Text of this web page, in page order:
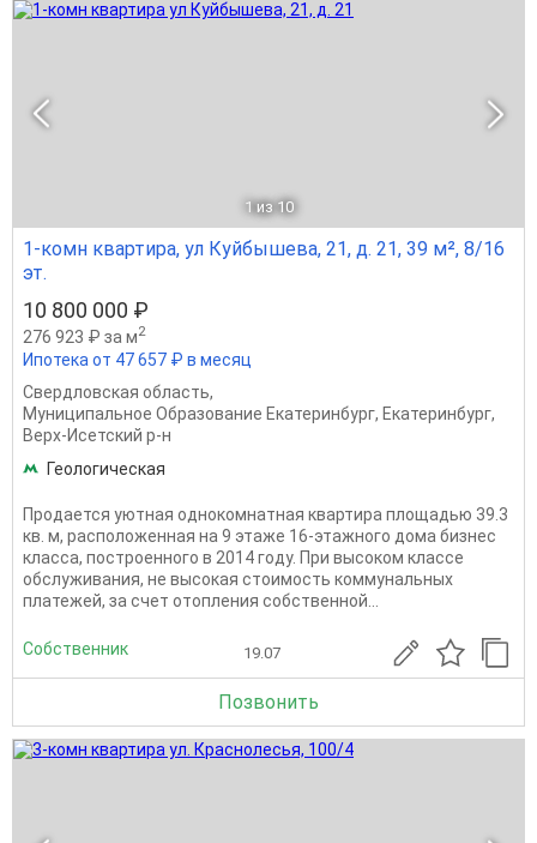
1 из 10
1-комн квартира, ул Куйбышева, 21, д. 21, 39 м², 8/16
эт.
10 800 000 ₽
276 923 ₽ за м2
Ипотека от 47 657 ₽ в месяц
Свердловская область,
Муниципальное Образование Екатеринбург, Екатеринбург,
Верх-Исетский р-н
Геологическая
Продается уютная однокомнатная квартира площадью 39.3
кв. м, расположенная на 9 этаже 16-этажного дома бизнес
класса, построенного в 2014 году. При высоком классе
обслуживания, не высокая стоимость коммунальных
платежей, за счет отопления собственной...
Собственник 19.07
Позвонить